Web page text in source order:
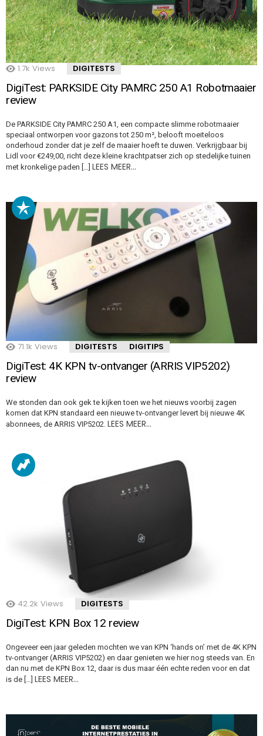
1.7k Views DIGITESTS
DigiTest: PARKSIDE City PAMRC 250 A1 Robotmaaier
review
De PARKSIDE City PAMRC 250 A1, een compacte slimme robotmaaier
speciaal ontworpen voor gazons tot 250 m², belooft moeiteloos
onderhoud zonder dat je zelf de maaier hoeft te duwen. Verkrijgbaar bij
Lidl voor €249,00, richt deze kleine krachtpatser zich op stedelijke tuinen
met kronkelige paden […] LEES MEER…
71.1k Views DIGITESTS DIGITIPS
DigiTest: 4K KPN tv-ontvanger (ARRIS VIP5202)
review
We stonden dan ook gek te kijken toen we het nieuws voorbij zagen
komen dat KPN standaard een nieuwe tv-ontvanger levert bij nieuwe 4K
abonnees, de ARRIS VIP5202. LEES MEER…
42.2k Views DIGITESTS
DigiTest: KPN Box 12 review
Ongeveer een jaar geleden mochten we van KPN ‘hands on’ met de 4K KPN
tv-ontvanger (ARRIS VIP5202) en daar genieten we hier nog steeds van. En
dan nu met de KPN Box 12, daar is dus maar één echte reden voor en dat
is de […] LEES MEER…